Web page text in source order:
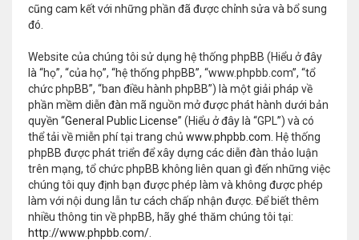
cũng cam kết với những phần đã được chỉnh sửa và bổ sung
đó.
Website của chúng tôi sử dụng hệ thống phpBB (Hiểu ở đây
là “họ”, “của họ”, “hệ thống phpBB”, “www.phpbb.com”, “tổ
chức phpBB”, “ban điều hành phpBB”) là một giải pháp về
phần mềm diễn đàn mã nguồn mở được phát hành dưới bản
quyền “General Public License” (Hiểu ở đây là “GPL”) và có
thể tải về miễn phí tại trang chủ www.phpbb.com . Hệ thống
phpBB được phát triển để xây dựng các diễn đàn thảo luận
trên mạng, tổ chức phpBB không liên quan gì đến những việc
chúng tôi quy định bạn được phép làm và không được phép
làm với nội dung lẫn tư cách chấp nhận được. Để biết thêm
nhiều thông tin về phpBB, hãy ghé thăm chúng tôi tại:
http://www.phpbb.com/